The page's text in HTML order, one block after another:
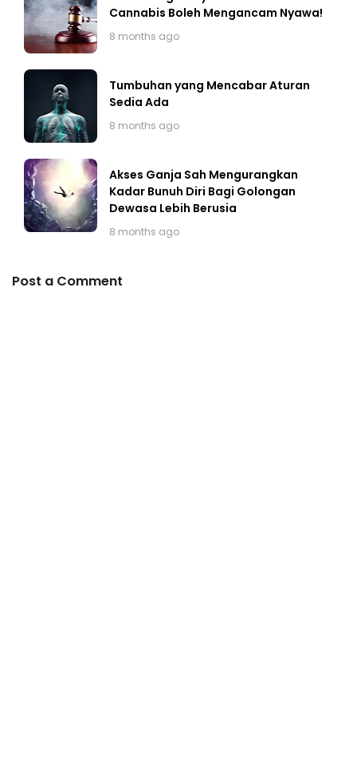
Cannabis Boleh Mengancam Nyawa!
8 months ago
Tumbuhan yang Mencabar Aturan
Sedia Ada
8 months ago
Akses Ganja Sah Mengurangkan
Kadar Bunuh Diri Bagi Golongan
Dewasa Lebih Berusia
8 months ago
Post a Comment